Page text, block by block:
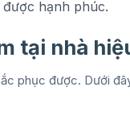
hạnh phúc.
tại nhà
phục được. Dưới